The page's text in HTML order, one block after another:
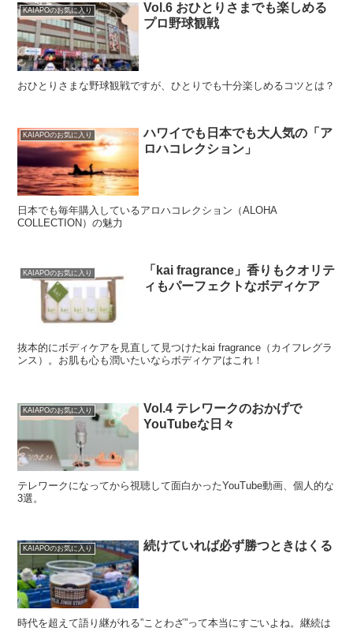
KAIAPOのお気に入り
Vol.6 おひとりさまでも楽しめる
プロ野球観戦
おひとりさまな野球観戦ですが、ひとりでも十分楽しめるコツとは？
KAIAPOのお気に入り
ハワイでも日本でも大人気の「ア
ロハコレクション」
日本でも毎年購入しているアロハコレクション（ALOHA
COLLECTION）の魅力
KAIAPOのお気に入り
「kai fragrance」香りもクオリテ
ィもパーフェクトなボディケア
抜本的にボディケアを見直して見つけたkai fragrance（カイフレグラ
ンス）。お肌も心も潤いたいならボディケアはこれ！
KAIAPOのお気に入り
Vol.4 テレワークのおかげで
YouTubeな日々
テレワークになってから視聴して面白かったYouTube動画、個人的な
3選。
KAIAPOのお気に入り 続けていれば必ず勝つときはくる
時代を超えて語り継がれる”ことわざ”って本当にすごいよね。継続は